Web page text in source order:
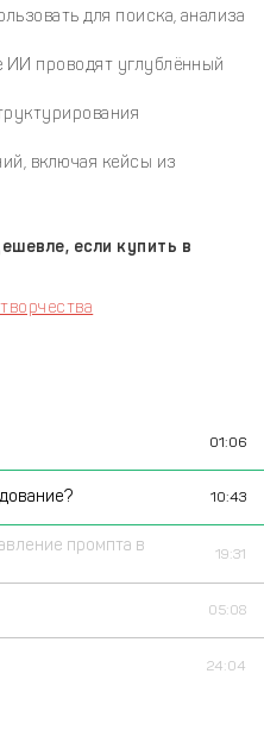
для поиска, анализа
ИИ проводят углублённый
включая кейсы из
если купить в
01:06
10:43
промпта в
19:31
05:08
24:04